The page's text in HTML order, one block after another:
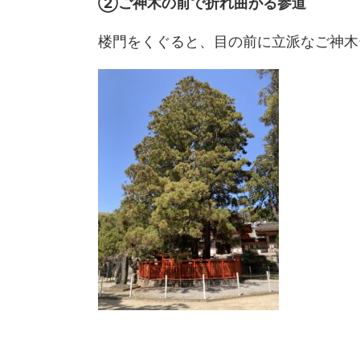
楼門をくぐると、目の前に立派なご神木